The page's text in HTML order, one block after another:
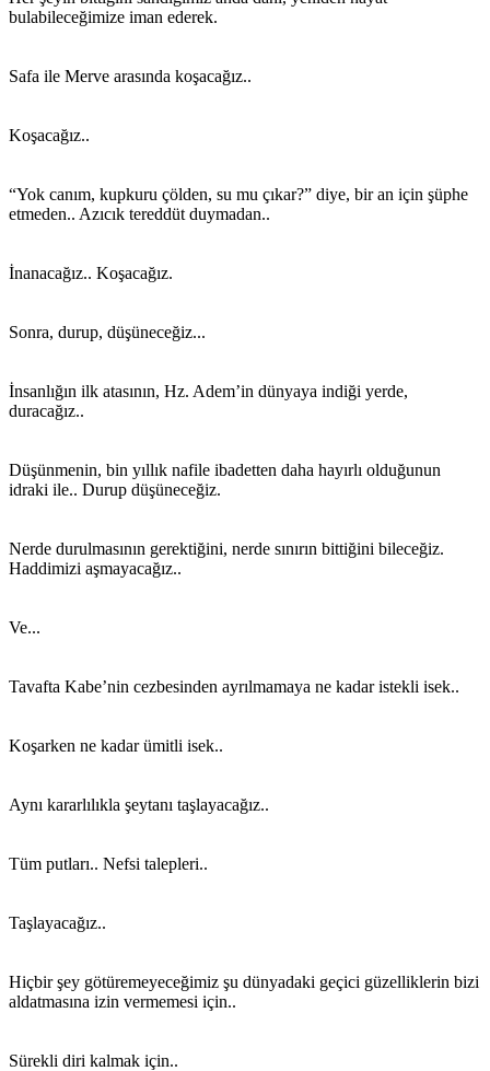
bulabileceğimize iman ederek.
Safa ile Merve arasında koşacağız..
Koşacağız..
“Yok canım, kupkuru çölden, su mu çıkar?” diye, bir an için şüphe
etmeden.. Azıcık tereddüt duymadan..
İnanacağız.. Koşacağız.
Sonra, durup, düşüneceğiz...
İnsanlığın ilk atasının, Hz. Adem’in dünyaya indiği yerde,
duracağız..
Düşünmenin, bin yıllık nafile ibadetten daha hayırlı olduğunun
idraki ile.. Durup düşüneceğiz.
Nerde durulmasının gerektiğini, nerde sınırın bittiğini bileceğiz.
Haddimizi aşmayacağız..
Ve...
Tavafta Kabe’nin cezbesinden ayrılmamaya ne kadar istekli isek..
Koşarken ne kadar ümitli isek..
Aynı kararlılıkla şeytanı taşlayacağız..
Tüm putları.. Nefsi talepleri..
Taşlayacağız..
Hiçbir şey götüremeyeceğimiz şu dünyadaki geçici güzelliklerin bizi
aldatmasına izin vermemesi için..
Sürekli diri kalmak için..